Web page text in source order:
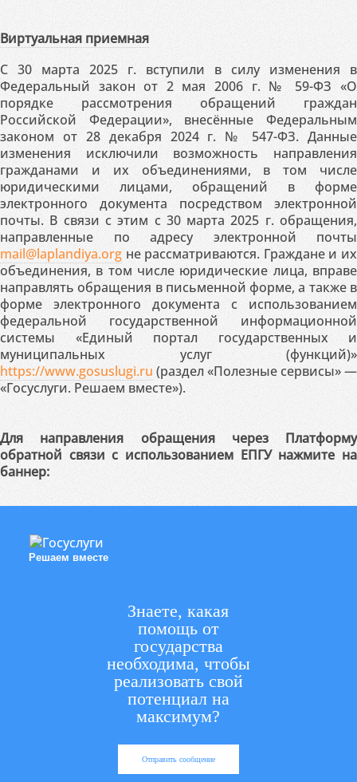
Виртуальная приемная
С 30 марта 2025 г. вступили в силу изменения в
Федеральный закон от 2 мая 2006 г. № 59-ФЗ «О
порядке рассмотрения обращений граждан
Российской Федерации», внесённые Федеральным
законом от 28 декабря 2024 г. № 547-ФЗ. Данные
изменения исключили возможность направления
гражданами и их объединениями, в том числе
юридическими лицами, обращений в форме
электронного документа посредством электронной
почты. В связи с этим с 30 марта 2025 г. обращения,
направленные по адресу электронной почты
mail@laplandiya.org не рассматриваются. Граждане и их
объединения, в том числе юридические лица, вправе
направлять обращения в письменной форме, а также в
форме электронного документа с использованием
федеральной государственной информационной
системы «Единый портал государственных и
муниципальных услуг (функций)»
https://www.gosuslugi.ru (раздел «Полезные сервисы» —
«Госуслуги. Решаем вместе»).
Для направления обращения через Платформу
обратной связи с использованием ЕПГУ нажмите на
баннер:
Решаем вместе
Знаете, какая
помощь от
государства
необходима, чтобы
реализовать свой
потенциал на
максимум?
Отправить сообщение